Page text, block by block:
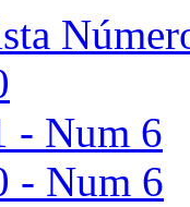
- Num 6
- Num 6